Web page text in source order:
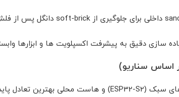
سازی دقیق به پیشرفت اکسپلویت ها و ابزارها